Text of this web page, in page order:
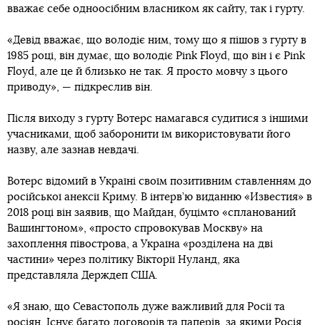
вважає себе одноосібним власником як сайту, так і гурту.
«Девід вважає, що володіє ним, тому що я пішов з гурту в
1985 році, він думає, що володіє Pink Floyd, що він і є Pink
Floyd, але це й близько не так. Я просто мовчу з цього
приводу», — підкреслив він.
Після виходу з гурту Вотерс намагався судитися з іншими
учасниками, щоб заборонити їм використовувати його
назву, але зазнав невдачі.
Вотерс відомий в Україні своїм позитивним ставленням до
російської анексії Криму. В інтерв’ю виданню «Известия» в
2018 році він заявив, що Майдан, буцімто «спланований
Вашингтоном», «просто спровокував Москву» на
захоплення півострова, а Україна «розділена на дві
частини» через політику Вікторії Нуланд, яка
представляла Держдеп США.
«Я знаю, що Севастополь дуже важливий для Росії та
росіян. Існує багато договорів та паперів, за якими Росія